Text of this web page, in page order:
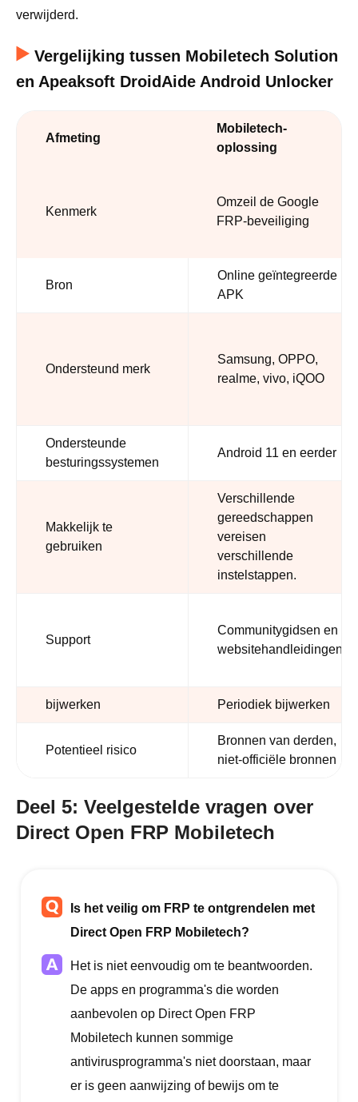
verwijderd.
Vergelijking tussen Mobiletech Solution
en Apeaksoft DroidAide Android Unlocker
Afmeting
Mobiletech-
oplossing
Kenmerk
Omzeil de Google
FRP-beveiliging
Bron
Online geïntegreerde
APK
Ondersteund merk
Samsung, OPPO,
realme, vivo, iQOO
Ondersteunde
besturingssystemen
Android 11 en eerder
Makkelijk te
gebruiken
Verschillende
gereedschappen
vereisen
verschillende
instelstappen.
Support
Communitygidsen en
websitehandleidingen
bijwerken Periodiek bijwerken
Potentieel risico
Bronnen van derden,
niet-officiële bronnen
Deel 5: Veelgestelde vragen over
Direct Open FRP Mobiletech
Is het veilig om FRP te ontgrendelen met
Direct Open FRP Mobiletech?
Het is niet eenvoudig om te beantwoorden.
De apps en programma's die worden
aanbevolen op Direct Open FRP
Mobiletech kunnen sommige
antivirusprogramma's niet doorstaan, maar
er is geen aanwijzing of bewijs om te